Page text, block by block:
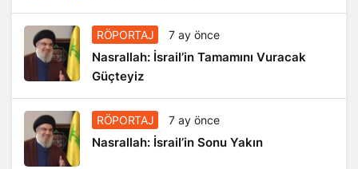
RÖPORTAJ 7 ay önce
Nasrallah: İsrail’in Tamamını Vuracak
Güçteyiz
RÖPORTAJ 7 ay önce
Nasrallah: İsrail’in Sonu Yakın